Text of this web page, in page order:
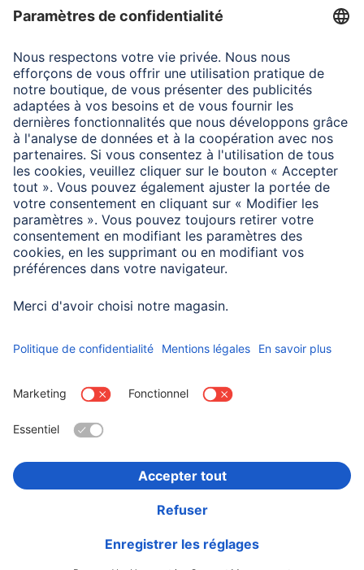
Poids max. supporté 5 kg
Dimensions
Hauteur totale 104 cm
Domaines d'utilisations
Compatibilité Haut-parleur
Informations institutionnelles
Confidentialité et Securité
Déclaration d'accessibilité
Rappels récents